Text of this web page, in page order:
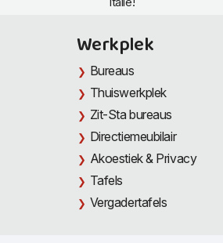
Werkplek
Bureaus
Thuiswerkplek
Zit-Sta bureaus
Directiemeubilair
Akoestiek & Privacy
Tafels
Vergadertafels